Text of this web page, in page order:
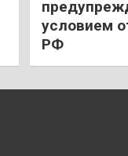
условием
РФ